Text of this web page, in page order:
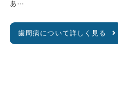
あ…
歯周病について詳しく見る